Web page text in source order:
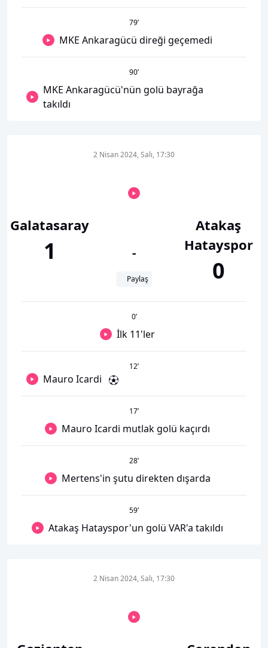
79’
MKE Ankaragücü direği geçemedi
90’
MKE Ankaragücü'nün golü bayrağa
takıldı
Galatasaray
1
2 Nisan 2024, Salı, 17:30
-
Paylaş
Atakaş
Hatayspor
0
0’
İlk 11'ler
12’
Mauro Icardi
17’
Mauro Icardi mutlak golü kaçırdı
28’
Mertens'in şutu direkten dışarda
59’
Atakaş Hatayspor'un golü VAR'a takıldı
2 Nisan 2024, Salı, 17:30